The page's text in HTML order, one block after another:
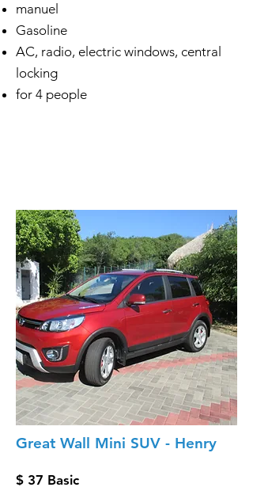
manuel
Gasoline
AC, radio, electric windows, central
locking
for 4 people
Great Wall Mini SUV - Henry
$ 37 Basic